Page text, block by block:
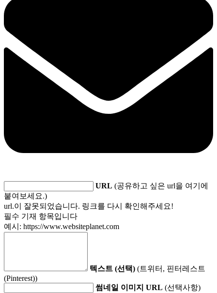
URL (공유하고 싶은 url을 여기에
붙여보세요.)
url.이 잘못되었습니다. 링크를 다시 확인해주세요!
필수 기재 항목입니다
예시: https://www.websiteplanet.com
텍스트 (선택) (트위터, 핀터레스트
(Pinterest))
썸네일 이미지 URL (선택사항)